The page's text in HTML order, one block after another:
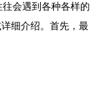
会遇到各种各样的
细介绍。首先，最